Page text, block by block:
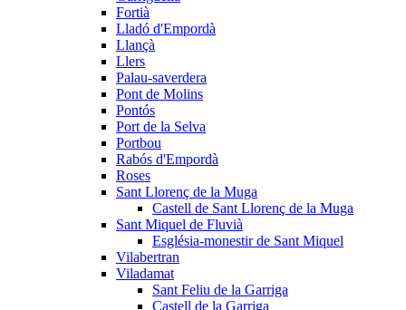
Fortià
Lladó d'Empordà
Llançà
Llers
Palau-saverdera
Pont de Molins
Pontós
Port de la Selva
Portbou
Rabós d'Empordà
Roses
Sant Llorenç de la Muga
Castell de Sant Llorenç de la Muga
Sant Miquel de Fluvià
Església-monestir de Sant Miquel
Vilabertran
Viladamat
Sant Feliu de la Garriga
Castell de la Garriga